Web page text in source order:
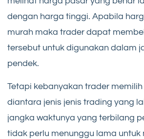
dengan harga tinggi. Apabila
murah maka trader dapat
tersebut untuk digunakan dalam
pendek.
Tetapi kebanyakan trader
diantara jenis jenis trading yang
jangka waktunya yang terbilang
tidak perlu menunggu lama untuk